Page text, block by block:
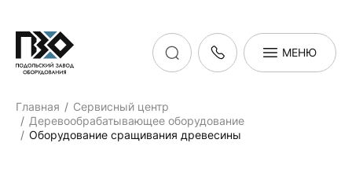
МЕНЮ
Главная
Сервисный центр
Деревообрабатывающее оборудование
Оборудование сращивания древесины